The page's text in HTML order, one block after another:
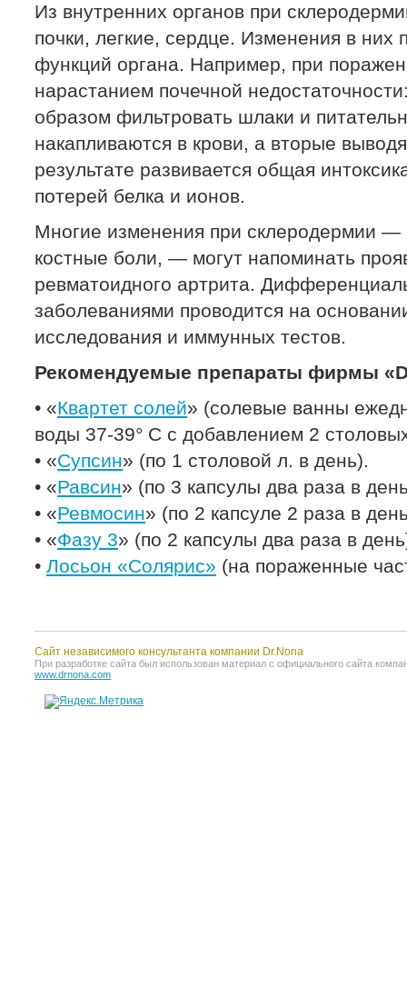
Из внутренних органов при
почки, легкие, сердце. Изменения в них
функций органа. Например, при
нарастанием почечной
образом фильтровать шлаки и
накапливаются в крови, а вторые
результате развивается общая
потерей белка и ионов.
Многие изменения при склеродермии
костные боли, — могут напоминать
ревматоидного артрита.
заболеваниями проводится на
исследования и иммунных тестов.
Рекомендуемые препараты фирмы
• «Квартет солей» (солевые ванны
воды 37-39° С с добавлением 2
• «Супсин» (по 1 столовой л. в день).
• «Равсин» (по 3 капсулы два раза в
• «Ревмосин» (по 2 капсуле 2 раза в
• «Фазу 3» (по 2 капсулы два раза в
• Лосьон «Солярис» (на пораженные
Сайт независимого консультанта компании Dr.Nona
При разработке сайта был использован материал с официального сайта
www.drnona.com